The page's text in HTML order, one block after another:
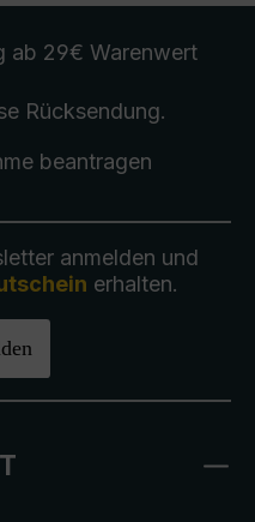
ab 29€ Warenwert
Rücksendung.
beantragen
anmelden und
erhalten.